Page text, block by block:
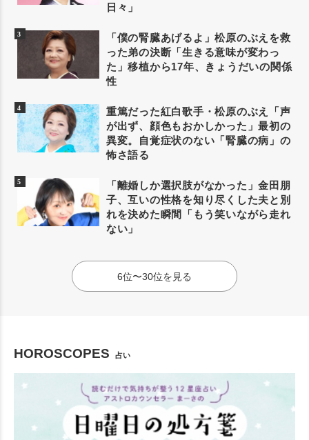
日々」
「僕の腎臓あげるよ」松原のぶえを救
った弟の決断「生きる意味が変わっ
た」移植から17年、きょうだいの関係
性
重篤だった紅白歌手・松原のぶえ「声
が出ず、顔色もおかしかった」最初の
異変。自覚症状のない「腎臓の病」の
怖さ語る
「離婚しか選択肢がなかった」金田朋
子、互いの性格を知り尽くした夫と別
れを決めた瞬間「もう笑いながら走れ
ない」
6位〜30位を見る
HOROSCOPES 占い